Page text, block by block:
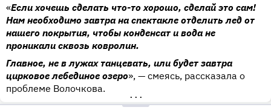
«Если хочешь сделать что-то хорошо, сделай это сам!
Нам необходимо завтра на спектакле отделить лед от
нашего покрытия, чтобы конденсат и вода не
проникали сквозь ковролин.
Главное, не в лужах танцевать, или будет завтра
цирковое лебединое озеро», — смеясь, рассказала о
проблеме Волочкова.
•••